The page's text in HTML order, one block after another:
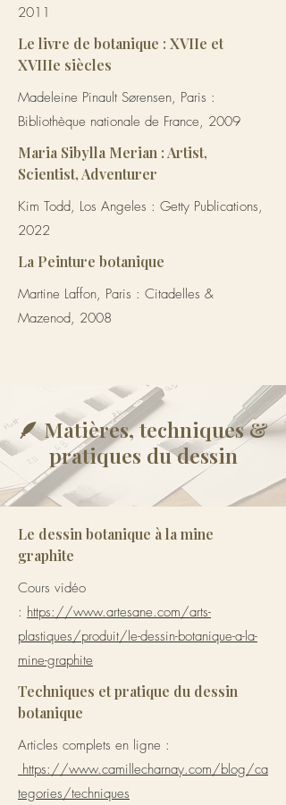
2011
Le livre de botanique : XVIIe et
XVIIIe siècles
Madeleine Pinault Sørensen, Paris :
Bibliothèque nationale de France, 2009
Maria Sibylla Merian : Artist,
Scientist, Adventurer
Kim Todd, Los Angeles : Getty Publications,
2022
La Peinture botanique
Martine Laffon, Paris : Citadelles &
Mazenod, 2008
🪶 Matières, techniques &
pratiques du dessin
Le dessin botanique à la mine
graphite
Cours vidéo
: https://www.artesane.com/arts-
plastiques/produit/le-dessin-botanique-a-la-
mine-graphite
Techniques et pratique du dessin
botanique
Articles complets en ligne :
https://www.camillecharnay.com/blog/ca
tegories/techniques